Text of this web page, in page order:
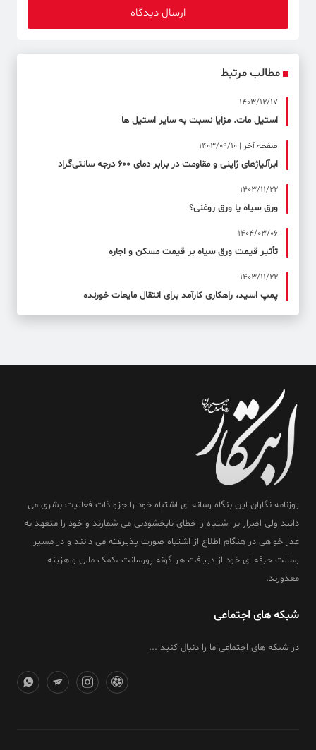
مطالب مرتبط
1403/12/17
استیل مات. مزایا نسبت به سایر استیل ها
صفحه آخر | 1403/09/10
ابرآلیاژهای ژاپنی و مقاومت در برابر دمای ۶۰۰ درجه سانتی‌گراد
1403/11/22
ورق سیاه یا ورق روغنی؟
1404/03/06
تأثیر قیمت ورق سیاه بر قیمت مسکن و اجاره
1403/11/22
پمپ اسید، راهکاری کارآمد برای انتقال مایعات خورنده
روزنامه نگاران این بنگاه رسانه ای اشتباه خود را جزو ذات فعالیت بشری می
دانند ولی اصرار بر اشتباه را خطای نابخشودنی می شمارند و خود را متعهد به
عذر خواهی در هنگام اطلاع از اشتباه صورت پذیرفته می دانند و در مسیر
رسالت حرفه ای خود از دریافت هر گونه پورسانت ،کمک مالی و هزینه
معذورند.
شبکه های اجتماعی
در شبکه های اجتماعی ما را دنبال کنید ...